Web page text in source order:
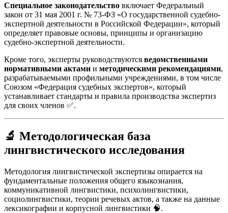
Специальное законодательство включает Федеральный
закон от 31 мая 2001 г. № 73-ФЗ «О государственной судебно-
экспертной деятельности в Российской Федерации», который
определяет правовые основы, принципы и организацию
судебно-экспертной деятельности.
Кроме того, эксперты руководствуются ведомственными
нормативными актами и методическими рекомендациями,
разрабатываемыми профильными учреждениями, в том числе
Союзом «Федерация судебных экспертов», который
устанавливает стандарты и правила производства экспертиз
для своих членов ✅.
🔬 Методологическая база
лингвистического исследования
Методология лингвистической экспертизы опирается на
фундаментальные положения общего языкознания,
коммуникативной лингвистики, психолингвистики,
социолингвистики, теории речевых актов, а также на данные
лексикографии и корпусной лингвистики 🧠.